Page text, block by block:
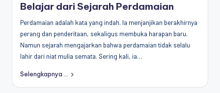
(CPCD)
Hasanuddin,
Penggiat
Komunitas
Akademik
Diplomasi
Belajar dari Sejarah Perdamaian
Perdamaian adalah kata yang indah. Ia menjanjikan berakhirnya
perang dan penderitaan, sekaligus membuka harapan baru.
Namun sejarah mengajarkan bahwa perdamaian tidak selalu
lahir dari niat mulia semata. Sering kali, ia…
Selengkapnya ...